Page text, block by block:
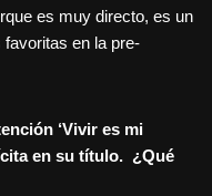
es muy directo, es un
en la pre-
‘Vivir es mi
en su título. ¿Qué